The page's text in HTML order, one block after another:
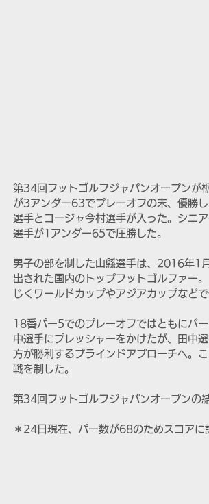
第34回フットゴルフジャパンオープンが
が3アンダー63でプレーオフの末、優勝
選手とコージャ今村選手が入った。シニ
選手が1アンダー65で圧勝した。
男子の部を制した山縣選手は、2016年1
出された国内のトップフットゴルファー
じくワールドカップやアジアカップなど
18番パー5でのプレーオフではともにバ
中選手にプレッシャーをかけたが、田中
方が勝利するブラインドアプローチへ。
戦を制した。
第34回フットゴルフジャパンオープンの
＊24日現在、パー数が68のためスコアに